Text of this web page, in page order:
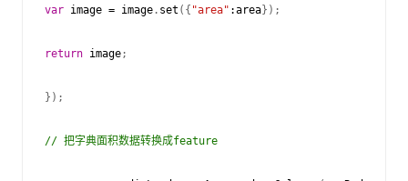
var image = image . set ({ "area" :area});
return image ;
});
// 把字典面积数据转换成feature